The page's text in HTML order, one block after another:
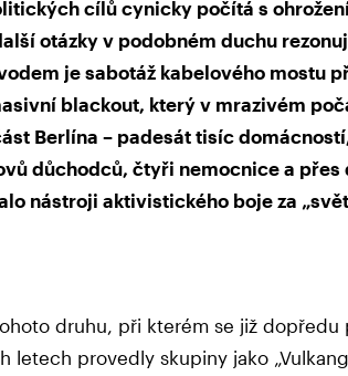
cílů cynicky počítá s
otázky v podobném duchu
je sabotáž kabelového mostu
blackout, který v mrazivém
Berlína – padesát tisíc
důchodců, čtyři nemocnice a přes
nástroji aktivistického boje za
druhu, při kterém se již dopředu
letech provedly skupiny jako